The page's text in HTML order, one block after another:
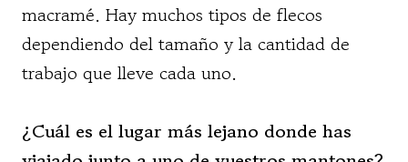
macramé. Hay muchos tipos de flecos
dependiendo del tamaño y la cantidad de
trabajo que lleve cada uno.
¿Cuál es el lugar más lejano donde has